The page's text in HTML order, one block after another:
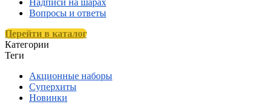
Надписи на шарах
Вопросы и ответы
Перейти в каталог
Категории
Теги
Акционные наборы
Суперхиты
Новинки